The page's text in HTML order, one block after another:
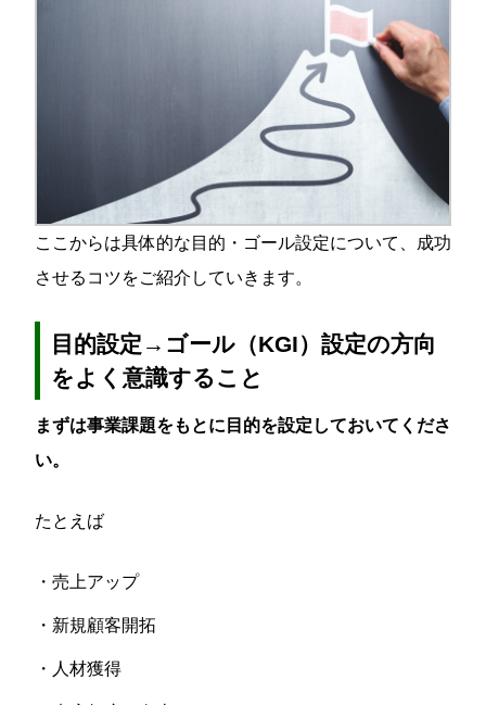
ここからは具体的な目的・ゴール設定について、成功
させるコツをご紹介していきます。
目的設定→ゴール（KGI）設定の方向
をよく意識すること
まずは事業課題をもとに目的を設定しておいてくださ
い。
たとえば
・売上アップ
・新規顧客開拓
・人材獲得